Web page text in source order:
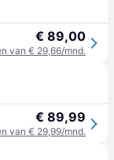
€ 89,00
van € 29,66/mnd.
€ 89,99
van € 29,99/mnd.